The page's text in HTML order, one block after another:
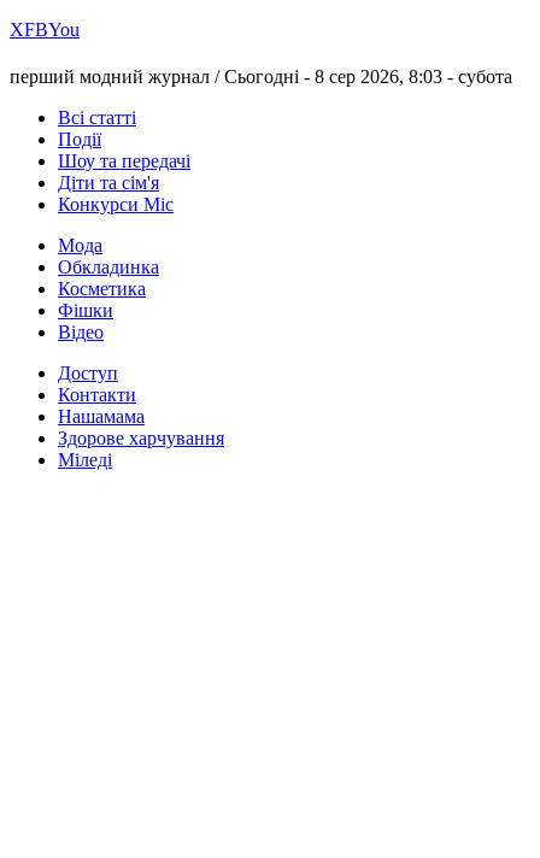
ХFBYou
перший модний журнал /Сьогодні - 8 сер 2026, 8:03 - субота
Всі статті
Події
Шоу та передачі
Діти та сім'я
Конкурси Міс
Мода
Обкладинка
Косметика
Фішки
Відео
Доступ
Контакти
Нашамама
Здорове харчування
Міледі